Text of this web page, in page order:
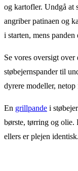
og kartofler. Undgå at
angriber patinaen og
i starten, mens
Se vores oversigt over
støbejernspander til
dyrere modeller,
En grillpande i
børste, tørring og
ellers er plejen identisk.